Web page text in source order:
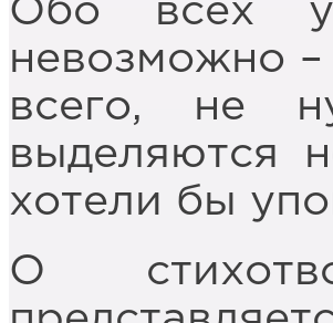
Обо всех
невозможно
всего, не
выделяются
хотели бы
О